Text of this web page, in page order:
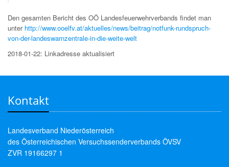
Den gesamten Bericht des OÖ Landesfeuerwehrverbands findet man
unter http://www.ooelfv.at/aktuelles/news/beitrag/notfunk-rundspruch-
von-der-landeswarnzentrale-in-die-weite-welt
2018-01-22: Linkadresse aktualisiert
Kontakt
Landesverband Niederösterreich
des Österreichischen Versuchssenderverbands ÖVSV
ZVR 19166297 1